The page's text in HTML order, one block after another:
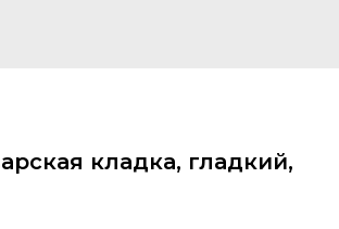
кладка, гладкий,